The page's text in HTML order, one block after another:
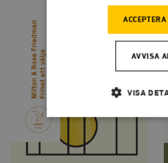
AVVISA
VISA
Strikt nödvändigt